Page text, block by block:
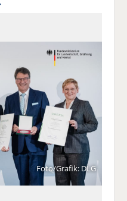
ac
e
o
o
k
te
il
e
n
er
n
n
k
e
di
n
te
il
e
n
m
ai
v
er
se
n
d
e
n
n
Foto/Grafik: DLG